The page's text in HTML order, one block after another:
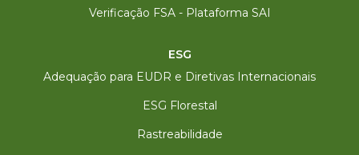
Verificação FSA - Plataforma SAI
ESG
Adequação para EUDR e Diretivas Internacionais
ESG Florestal
Rastreabilidade